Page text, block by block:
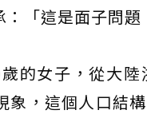
「這是面子問題
的女子，從大
，這個人口結